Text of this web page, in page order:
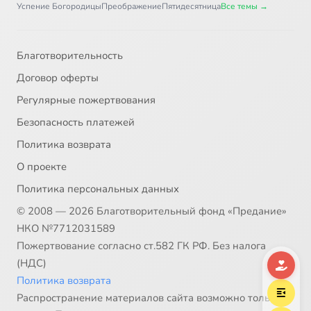
Иконография мучеников
33
35
36
Иконопись - Храм Св Софии
38
Успение БогородицыПреображениеПятидесятницаВсе темы →
Благотворительность
Договор оферты
Регулярные пожертвования
Безопасность платежей
Политика возврата
О проекте
Политика персональных данных
© 2008 — 2026 Благотворительный фонд «Предание»
НКО №7712031589
Пожертвование согласно ст.582 ГК РФ. Без налога
(НДС)
Политика возврата
Распространение материалов сайта возможно только в